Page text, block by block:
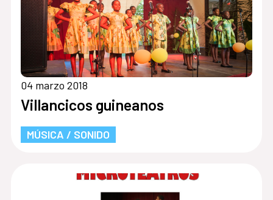
04 marzo 2018
Villancicos guineanos
MÚSICA / SONIDO